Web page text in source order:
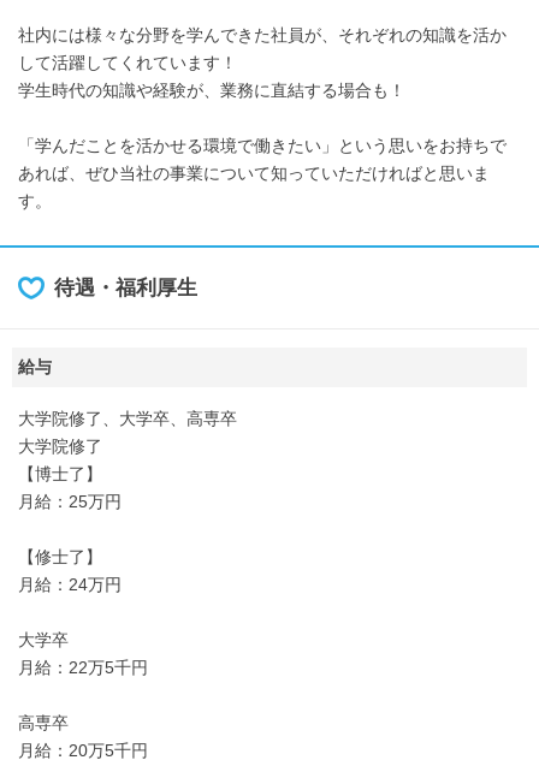
社内には様々な分野を学んできた社員が、それぞれの知識を活か
して活躍してくれています！
学生時代の知識や経験が、業務に直結する場合も！
「学んだことを活かせる環境で働きたい」という思いをお持ちで
あれば、ぜひ当社の事業について知っていただければと思いま
す。
待遇・福利厚生
給与
大学院修了、大学卒、高専卒
大学院修了
【博士了】
月給：25万円
【修士了】
月給：24万円
大学卒
月給：22万5千円
高専卒
月給：20万5千円